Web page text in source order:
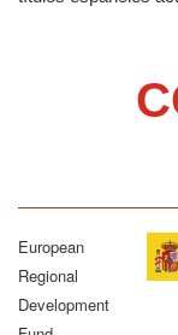
European
Regional
Development